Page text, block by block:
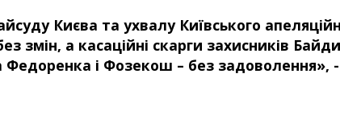
Києва та ухвалу Київського
змін, а касаційні скарги захисників
і Фозекош – без задоволення», -